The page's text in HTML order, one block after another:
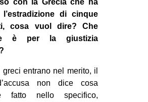
l’estradizione di cinque
cosa vuol dire? Che
è per la giustizia
greci entrano nel merito, il
non dice cosa
fatto nello specifico,